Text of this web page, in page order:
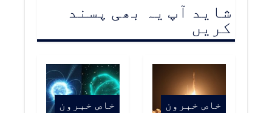
شاید آپ یہ بھی پسند
کریں
خاص خبرون خاص خبرون